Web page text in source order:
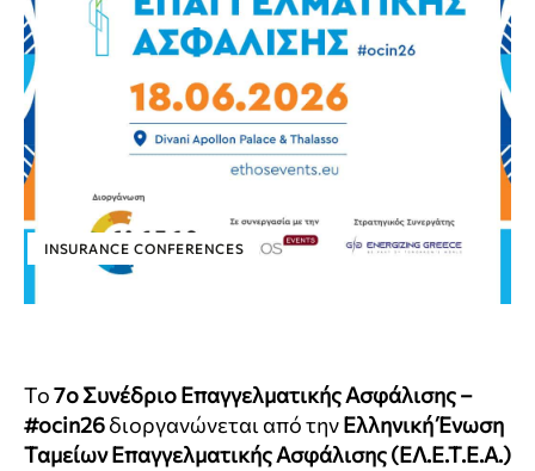
INSURANCE CONFERENCES
Το7o Συνέδριο Επαγγελματικής Ασφάλισης –
#ocin26διοργανώνεται από τηνΕλληνική Ένωση
Ταμείων Επαγγελματικής Ασφάλισης (ΕΛ.Ε.Τ.Ε.Α.)